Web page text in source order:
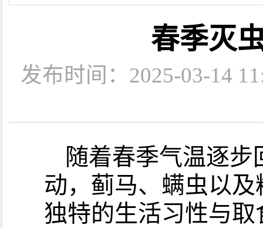
春季灭
发布时间：2025-03-14
随着春季气温逐
动，蓟马、螨虫以
独特的生活习性与